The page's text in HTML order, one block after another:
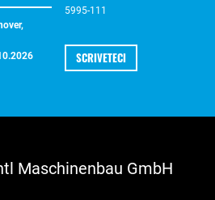
5995-111
SCRIVETECI
Maschinenbau GmbH